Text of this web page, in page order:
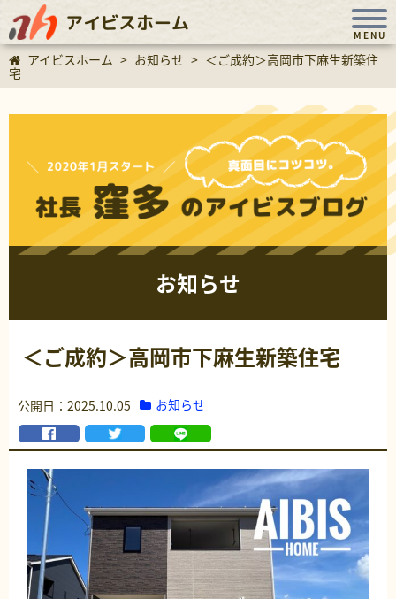
アイビスホーム
MENU
アイビスホーム > お知らせ > ＜ご成約＞高岡市下麻生新築住
宅
お知らせ
＜ご成約＞高岡市下麻生新築住宅
公開日：2025.10.05 お知らせ